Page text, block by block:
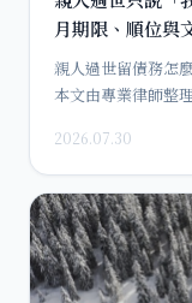
月期限、順位與
親人過世留債務怎
本文由專業律師整
2026.07.30